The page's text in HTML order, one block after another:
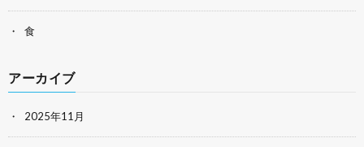
食
アーカイブ
2025年11月